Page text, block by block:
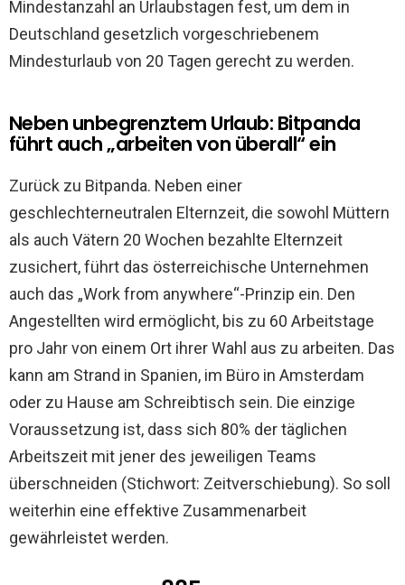
Mindestanzahl an Urlaubstagen fest, um dem in
Deutschland gesetzlich vorgeschriebenem
Mindesturlaub von 20 Tagen gerecht zu werden.
Neben unbegrenztem Urlaub: Bitpanda
führt auch „arbeiten von überall“ ein
Zurück zu Bitpanda. Neben einer
geschlechterneutralen Elternzeit, die sowohl Müttern
als auch Vätern 20 Wochen bezahlte Elternzeit
zusichert, führt das österreichische Unternehmen
auch das „Work from anywhere“-Prinzip ein. Den
Angestellten wird ermöglicht, bis zu 60 Arbeitstage
pro Jahr von einem Ort ihrer Wahl aus zu arbeiten. Das
kann am Strand in Spanien, im Büro in Amsterdam
oder zu Hause am Schreibtisch sein. Die einzige
Voraussetzung ist, dass sich 80% der täglichen
Arbeitszeit mit jener des jeweiligen Teams
überschneiden (Stichwort: Zeitverschiebung). So soll
weiterhin eine effektive Zusammenarbeit
gewährleistet werden.